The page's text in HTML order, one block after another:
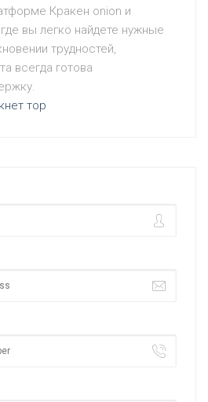
Кракен onion и
вы легко найдете нужные
трудностей,
всегда готова
тор